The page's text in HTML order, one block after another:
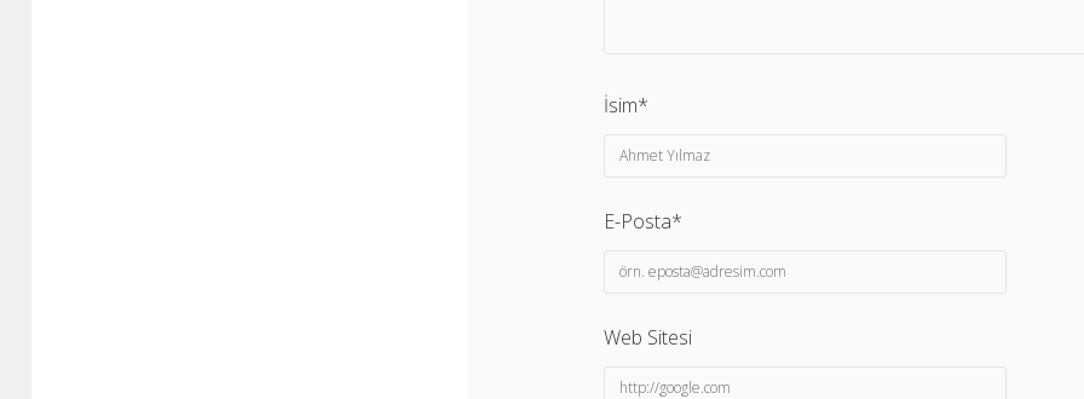
İsim*
E-Posta*
Web Sitesi